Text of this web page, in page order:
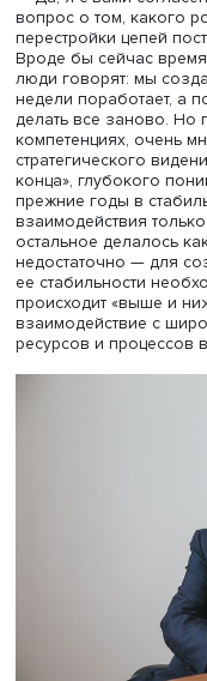
— Мы
назван отказ
Но нет — более
стоимости
поставок. Причина,
цепи поставок, в
дружественными
цепей поставок, их
стало сейчас
Был задан вопрос о
в цепях поставок,
партнерами в
бизнесу нужны
предоставляют
цепи поставок во
логистический
комплекс услуг
— Получается,
бизнесу и
него
специалисты, а